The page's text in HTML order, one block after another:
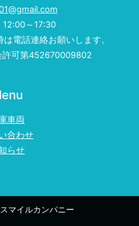
～17:30
電話連絡お願いします。
許可第452670009802
車両
合わせ
らせ
マイルカンパニー